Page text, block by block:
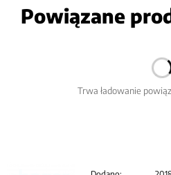
Powiązane
Trwa ładowanie